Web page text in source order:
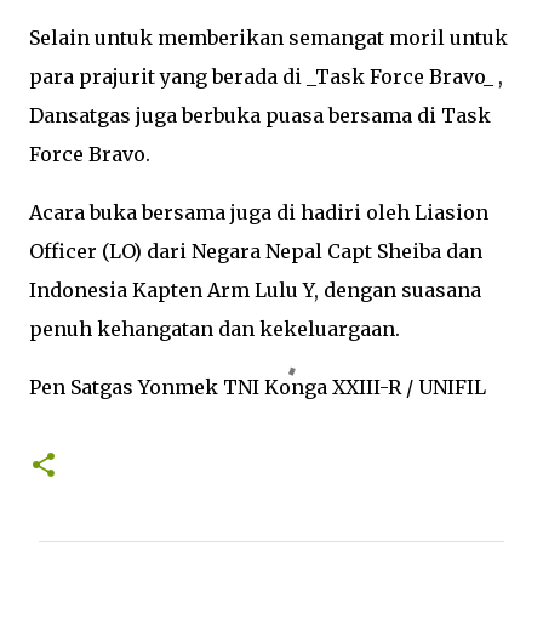
Selain untuk memberikan semangat moril untuk
para prajurit yang berada di _Task Force Bravo_ ,
Dansatgas juga berbuka puasa bersama di Task
Force Bravo.
Acara buka bersama juga di hadiri oleh Liasion
Officer (LO) dari Negara Nepal Capt Sheiba dan
Indonesia Kapten Arm Lulu Y, dengan suasana
penuh kehangatan dan kekeluargaan.
Pen Satgas Yonmek TNI Konga XXIII-R / UNIFIL